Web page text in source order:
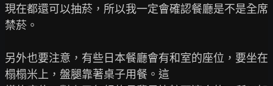
現在都還可以抽菸，所以我一定會確認餐廳是不是全席
禁菸。
另外也要注意，有些日本餐廳會有和室的座位，要坐在
榻榻米上，盤腿靠著桌子用餐。這